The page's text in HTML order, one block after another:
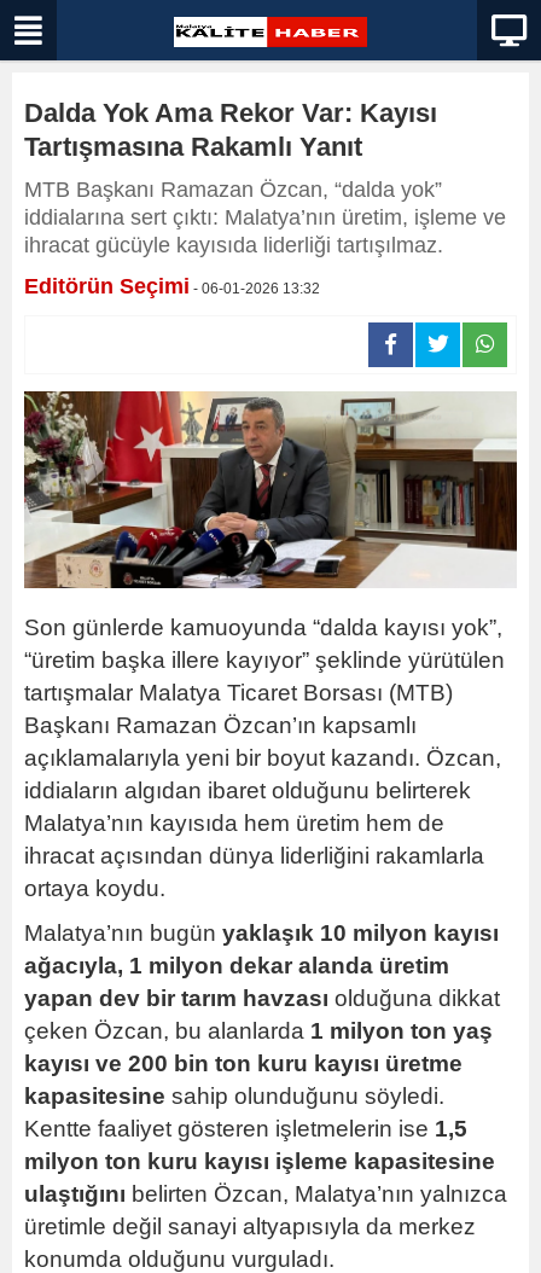
Dalda Yok Ama Rekor Var: Kayısı
Tartışmasına Rakamlı Yanıt
MTB Başkanı Ramazan Özcan, “dalda yok”
iddialarına sert çıktı: Malatya’nın üretim, işleme ve
ihracat gücüyle kayısıda liderliği tartışılmaz.
Editörün Seçimi - 06-01-2026 13:32
Son günlerde kamuoyunda “dalda kayısı yok”,
“üretim başka illere kayıyor” şeklinde yürütülen
tartışmalar Malatya Ticaret Borsası (MTB)
Başkanı Ramazan Özcan’ın kapsamlı
açıklamalarıyla yeni bir boyut kazandı. Özcan,
iddiaların algıdan ibaret olduğunu belirterek
Malatya’nın kayısıda hem üretim hem de
ihracat açısından dünya liderliğini rakamlarla
ortaya koydu.
Malatya’nın bugün yaklaşık 10 milyon kayısı
ağacıyla, 1 milyon dekar alanda üretim
yapan dev bir tarım havzası olduğuna dikkat
çeken Özcan, bu alanlarda 1 milyon ton yaş
kayısı ve 200 bin ton kuru kayısı üretme
kapasitesine sahip olunduğunu söyledi.
Kentte faaliyet gösteren işletmelerin ise 1,5
milyon ton kuru kayısı işleme kapasitesine
ulaştığını belirten Özcan, Malatya’nın yalnızca
üretimle değil sanayi altyapısıyla da merkez
konumda olduğunu vurguladı.